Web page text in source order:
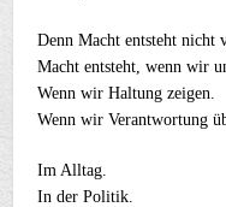
Denn Macht entsteht nicht
Macht entsteht, wenn wir
Wenn wir Haltung zeigen.
Wenn wir Verantwortung
Im Alltag.
In der Politik.